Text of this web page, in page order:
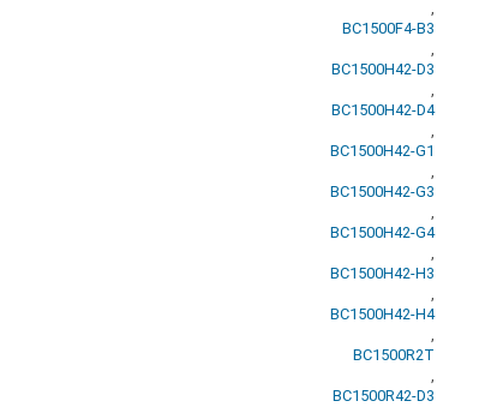
,
BC1500F4-B3
,
BC1500H42-D3
,
BC1500H42-D4
,
BC1500H42-G1
,
BC1500H42-G3
,
BC1500H42-G4
,
BC1500H42-H3
,
BC1500H42-H4
,
BC1500R2T
,
BC1500R42-D3